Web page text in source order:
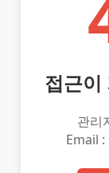
접근이
관리
Email